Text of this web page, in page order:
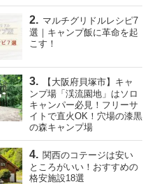
マルチグリドルレシピ7
選｜キャンプ飯に革命を起
こす！
【大阪府貝塚市】キャ
ンプ場「渓流園地」はソロ
キャンパー必見！フリーサ
イトで直火OK！穴場の漆黒
の森キャンプ場
関西のコテージは安い
ところがいい！おすすめの
格安施設18選